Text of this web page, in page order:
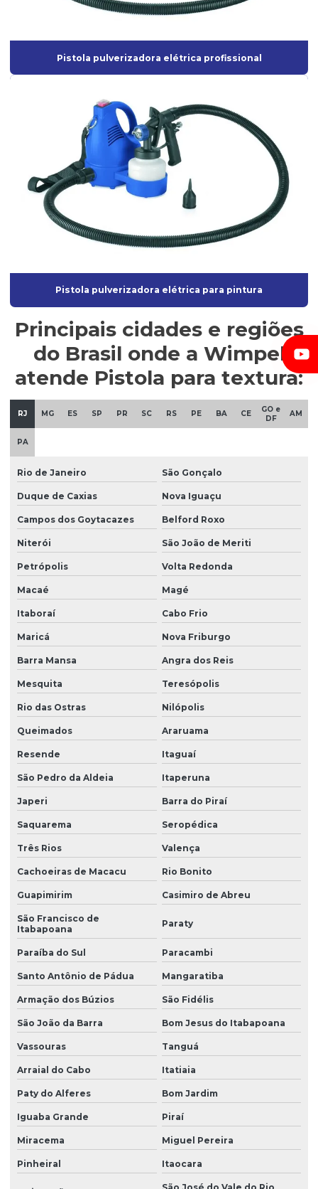
Pistola pulverizadora elétrica profissional
Pistola pulverizadora elétrica para pintura
Principais cidades e regiões
do Brasil onde a Wimpel
atende Pistola para textura:
RJ MG ES SP PR SC RS PE BA CE
GO e
DF
AM
PA
Rio de Janeiro São Gonçalo
Duque de Caxias Nova Iguaçu
Campos dos Goytacazes Belford Roxo
Niterói São João de Meriti
Petrópolis Volta Redonda
Macaé Magé
Itaboraí Cabo Frio
Maricá Nova Friburgo
Barra Mansa Angra dos Reis
Mesquita Teresópolis
Rio das Ostras Nilópolis
Queimados Araruama
Resende Itaguaí
São Pedro da Aldeia Itaperuna
Japeri Barra do Piraí
Saquarema Seropédica
Três Rios Valença
Cachoeiras de Macacu Rio Bonito
Guapimirim Casimiro de Abreu
São Francisco de
Itabapoana
Paraty
Paraíba do Sul Paracambi
Santo Antônio de Pádua Mangaratiba
Armação dos Búzios São Fidélis
São João da Barra Bom Jesus do Itabapoana
Vassouras Tanguá
Arraial do Cabo Itatiaia
Paty do Alferes Bom Jardim
Iguaba Grande Piraí
Miracema Miguel Pereira
Pinheiral Itaocara